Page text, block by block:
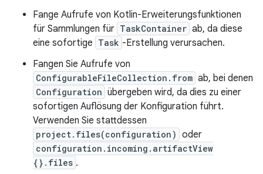
Fange Aufrufe von Kotlin-Erweiterungsfunktionen
für Sammlungen für TaskContainer ab, da diese
eine sofortige Task -Erstellung verursachen.
Fangen Sie Aufrufe von
ConfigurableFileCollection.from ab, bei denen
Configuration übergeben wird, da dies zu einer
sofortigen Auflösung der Konfiguration führt.
Verwenden Sie stattdessen
project.files(configuration) oder
configuration.incoming.artifactView
{}.files .